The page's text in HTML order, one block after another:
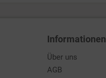
Informationen
Über uns
AGB